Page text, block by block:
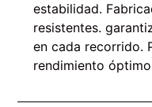
estabilidad.
resistentes.
en cada recorrido.
rendimiento